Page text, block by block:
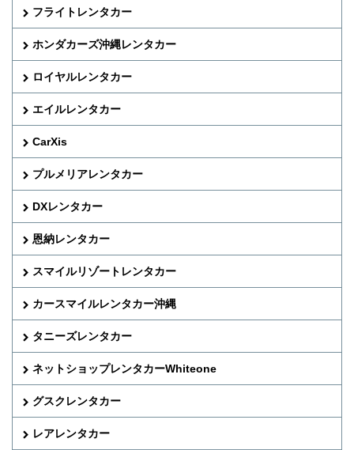
フライトレンタカー
ホンダカーズ沖縄レンタカー
ロイヤルレンタカー
エイルレンタカー
CarXis
プルメリアレンタカー
DXレンタカー
恩納レンタカー
スマイルリゾートレンタカー
カースマイルレンタカー沖縄
タニーズレンタカー
ネットショップレンタカーWhiteone
グスクレンタカー
レアレンタカー